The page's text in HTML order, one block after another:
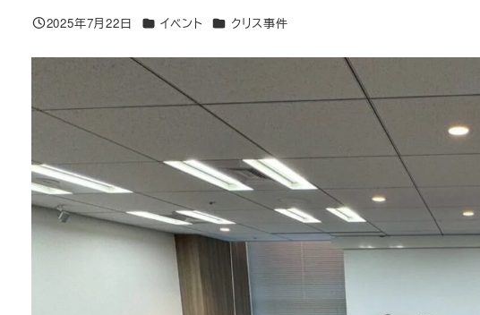
2025年7月22日 イベント クリス事件